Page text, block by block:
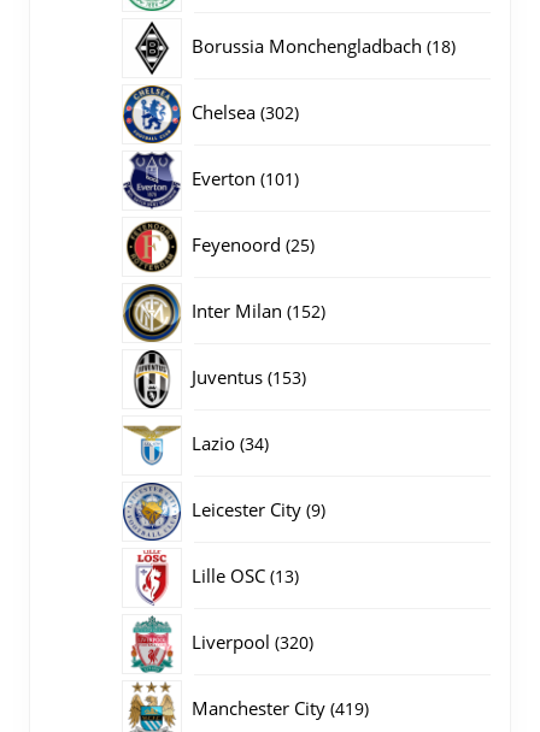
Borussia Monchengladbach 1818
Chelsea 302302
Everton 101101
Feyenoord 2525
Inter Milan 152152
Juventus 153153
Lazio 3434
Leicester City 99
Lille OSC 1313
Liverpool 320320
Manchester City 419419